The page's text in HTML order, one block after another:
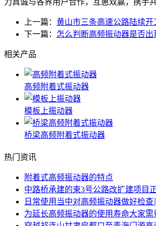
力真诚与各界用户合作，互惠双赢，携手
上一篇： 黄山市三条高速公路陆续开
下一篇： 怎么判断高频振动器是否出
相关产品
高频附着式振动器
模板上振动器
桥梁高频附着式振动器
热门资讯
附着式高频振动器的特点
中路桥承建的柬3号公路改扩建项目
日常使用当中对高频振动器做好检查
为延长高频振动器的使用寿命大家需